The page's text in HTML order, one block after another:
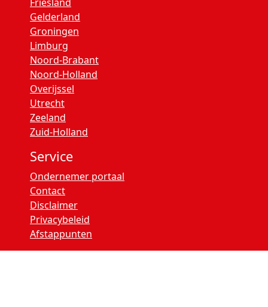
Gelderland
Groningen
Limburg
Noord-Brabant
Noord-Holland
Overijssel
Utrecht
Zeeland
Zuid-Holland
Service
Ondernemer portaal
Contact
Disclaimer
Privacybeleid
Afstappunten